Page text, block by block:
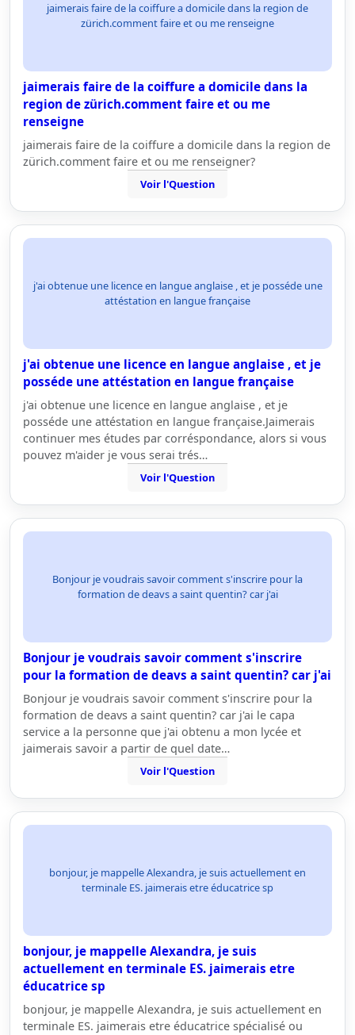
jaimerais faire de la coiffure a domicile dans la region de
zürich.comment faire et ou me renseigne
jaimerais faire de la coiffure a domicile dans la
region de zürich.comment faire et ou me
renseigne
jaimerais faire de la coiffure a domicile dans la region de
zürich.comment faire et ou me renseigner?
Voir l'Question
j'ai obtenue une licence en langue anglaise , et je posséde une
attéstation en langue française
j'ai obtenue une licence en langue anglaise , et je
posséde une attéstation en langue française
j'ai obtenue une licence en langue anglaise , et je
posséde une attéstation en langue française.Jaimerais
continuer mes études par corréspondance, alors si vous
pouvez m'aider je vous serai trés…
Voir l'Question
Bonjour je voudrais savoir comment s'inscrire pour la
formation de deavs a saint quentin? car j'ai
Bonjour je voudrais savoir comment s'inscrire
pour la formation de deavs a saint quentin? car j'ai
Bonjour je voudrais savoir comment s'inscrire pour la
formation de deavs a saint quentin? car j'ai le capa
service a la personne que j'ai obtenu a mon lycée et
jaimerais savoir a partir de quel date…
Voir l'Question
bonjour, je mappelle Alexandra, je suis actuellement en
terminale ES. jaimerais etre éducatrice sp
bonjour, je mappelle Alexandra, je suis
actuellement en terminale ES. jaimerais etre
éducatrice sp
bonjour, je mappelle Alexandra, je suis actuellement en
terminale ES. jaimerais etre éducatrice spécialisé ou